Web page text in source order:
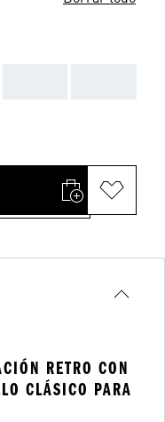
RETRO CON
CLÁSICO PARA